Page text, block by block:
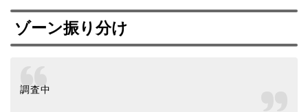
ゾーン振り分け
調査中